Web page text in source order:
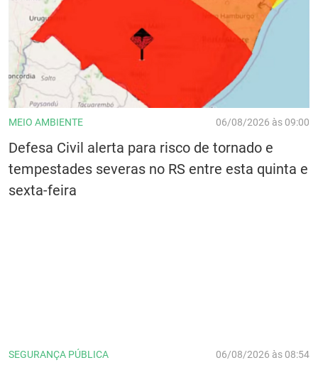
MEIO AMBIENTE 06/08/2026 às 09:00
Defesa Civil alerta para risco de tornado e
tempestades severas no RS entre esta quinta e
sexta-feira
SEGURANÇA PÚBLICA 06/08/2026 às 08:54